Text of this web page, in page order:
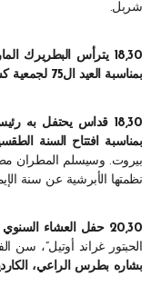
شربل.
18,30 يترأس البطريرك
بمناسبة العيد ال75 لجمعية كشافة لبنان
18,30 قداس يحتفل به
بمناسبة افتتاح السنة
بيروت. وسيسلم المطران
نظمتها الأبرشية عن سنة
20,30 حفل العشاء السنوي لمؤسسة البطريرك نصرالله صفير
الحبتور غراند أوتيل”، سن
بشاره بطرس الراعي،